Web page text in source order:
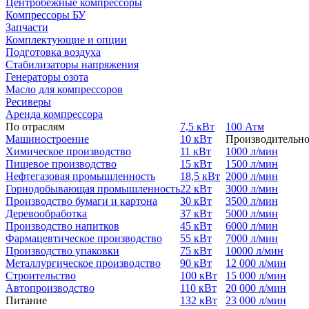
Центробежные компрессоры
Компрессоры БУ
Запчасти
Комплектующие и опции
Подготовка воздуха
Стабилизаторы напряжения
Генераторы озота
Масло для компрессоров
Ресиверы
Аренда компрессора
По отраслям
Машиностроение
Химическое производство
Пищевое производство
Нефтегазовая промышленность
Горнодобывающая промышленность
Производство бумаги и картона
Деревообработка
Производство напитков
Фармацевтическое производство
Производство упаковки
Металлургическое производство
Строительство
Автопроизводство
Питание
7,5 кВт
10 кВт
11 кВт
15 кВт
18,5 кВт
22 кВт
30 кВт
37 кВт
45 кВт
55 кВт
75 кВт
90 кВт
100 кВт
110 кВт
132 кВт
100 Атм
1000 л/мин
1500 л/мин
2000 л/мин
3000 л/мин
3500 л/мин
5000 л/мин
6000 л/мин
7000 л/мин
10000 л/мин
12 000 л/мин
15 000 л/мин
20 000 л/мин
23 000 л/мин